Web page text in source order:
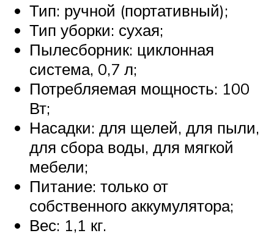
Тип: ручной (портативный);
Тип уборки: сухая;
Пылесборник: циклонная
система, 0,7 л;
Потребляемая мощность: 100
Вт;
Насадки: для щелей, для пыли,
для сбора воды, для мягкой
мебели;
Питание: только от
собственного аккумулятора;
Вес: 1,1 кг.